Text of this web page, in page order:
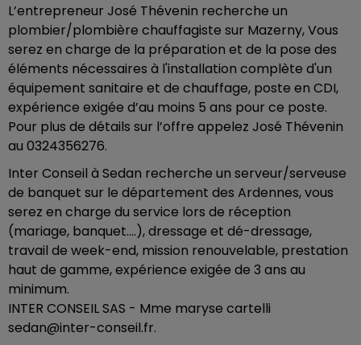
L’entrepreneur José Thévenin recherche un
plombier/plombière chauffagiste sur Mazerny, Vous
serez en charge de la préparation et de la pose des
éléments nécessaires à l'installation complète d'un
équipement sanitaire et de chauffage, poste en CDI,
expérience exigée d’au moins 5 ans pour ce poste.
Pour plus de détails sur l’offre appelez José Thévenin
au 0324356276.
Inter Conseil à Sedan recherche un serveur/serveuse
de banquet sur le département des Ardennes, vous
serez en charge du service lors de réception
(mariage, banquet....), dressage et dé-dressage,
travail de week-end, mission renouvelable, prestation
haut de gamme, expérience exigée de 3 ans au
minimum.
INTER CONSEIL SAS - Mme maryse cartelli
sedan@inter-conseil.fr.